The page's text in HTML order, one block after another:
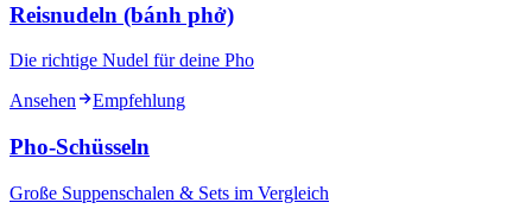
Reisnudeln (bánh phở)
Die richtige Nudel für deine Pho
Ansehen
Empfehlung
Pho-Schüsseln
Große Suppenschalen & Sets im Vergleich